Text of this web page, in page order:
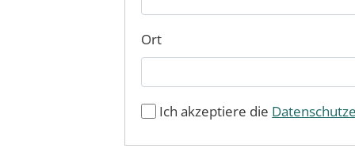
Ort
Ich akzeptiere die